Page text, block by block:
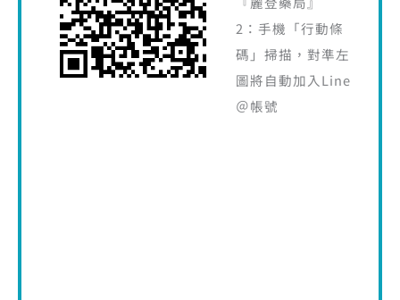
2：手機「行動條
碼」掃描，對準左
圖將自動加入Line
＠帳號